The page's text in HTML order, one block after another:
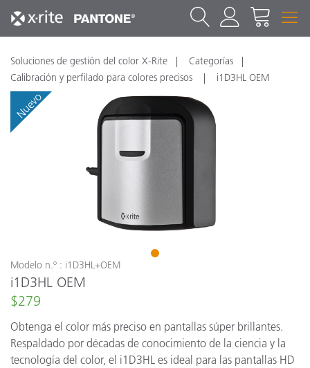
Soluciones de gestión del color X-Rite
Categorías
Calibración y perfilado para colores precisos
i1D3HL OEM
Nuevo
1
Modelo n.º : i1D3HL+OEM
i1D3HL OEM
$279
Obtenga el color más preciso en pantallas súper brillantes.
Respaldado por décadas de conocimiento de la ciencia y la
tecnología del color, el i1D3HL es ideal para las pantallas HD